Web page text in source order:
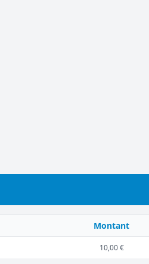
Montant
10,00 €